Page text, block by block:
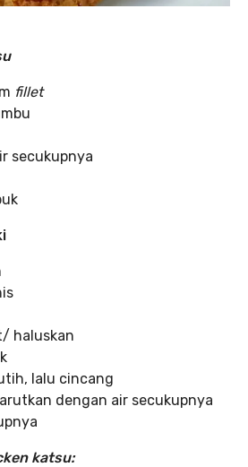
fillet
secukupnya
haluskan
lalu cincang
dengan air secukupnya
katsu: